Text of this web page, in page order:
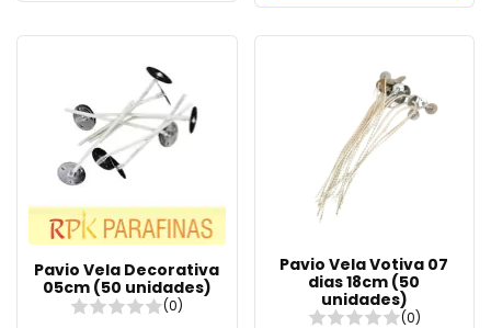
Pavio Vela Decorativa
05cm (50 unidades)
(0)
Pavio Vela Votiva 07
dias 18cm (50
unidades)
(0)